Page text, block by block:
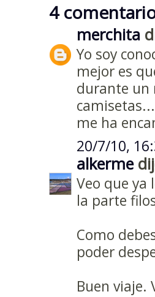
4
merchita
Yo soy
mejor es
durante un
me ha
20/7/10,
alkerme
Veo que ya
la parte
Como
poder
Buen viaje.